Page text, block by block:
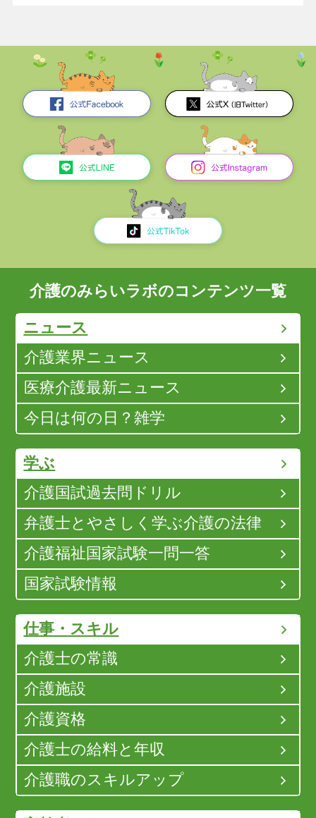
介護のみらいラボのコンテンツ一覧
ニュース
介護業界ニュース
医療介護最新ニュース
今日は何の日？雑学
学ぶ
介護国試過去問ドリル
弁護士とやさしく学ぶ介護の法律
介護福祉国家試験一問一答
国家試験情報
仕事・スキル
介護士の常識
介護施設
介護資格
介護士の給料と年収
介護職のスキルアップ